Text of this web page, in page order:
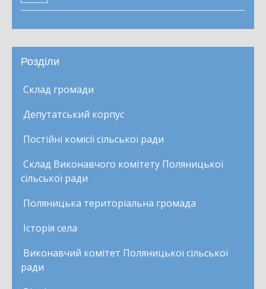
Розділи
Склад громади
Депутатський корпус
Постійні комісії сільської ради
Склад Виконавчого комітету Поляницької
сільської ради
Поляницька територіальна громада
Історія села
Виконавчий комітет Поляницької сільської
ради